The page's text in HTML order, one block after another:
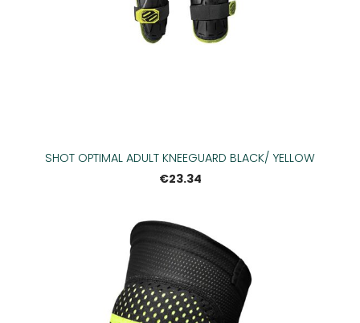
SHOT OPTIMAL ADULT KNEEGUARD BLACK/ YELLOW
€23.34